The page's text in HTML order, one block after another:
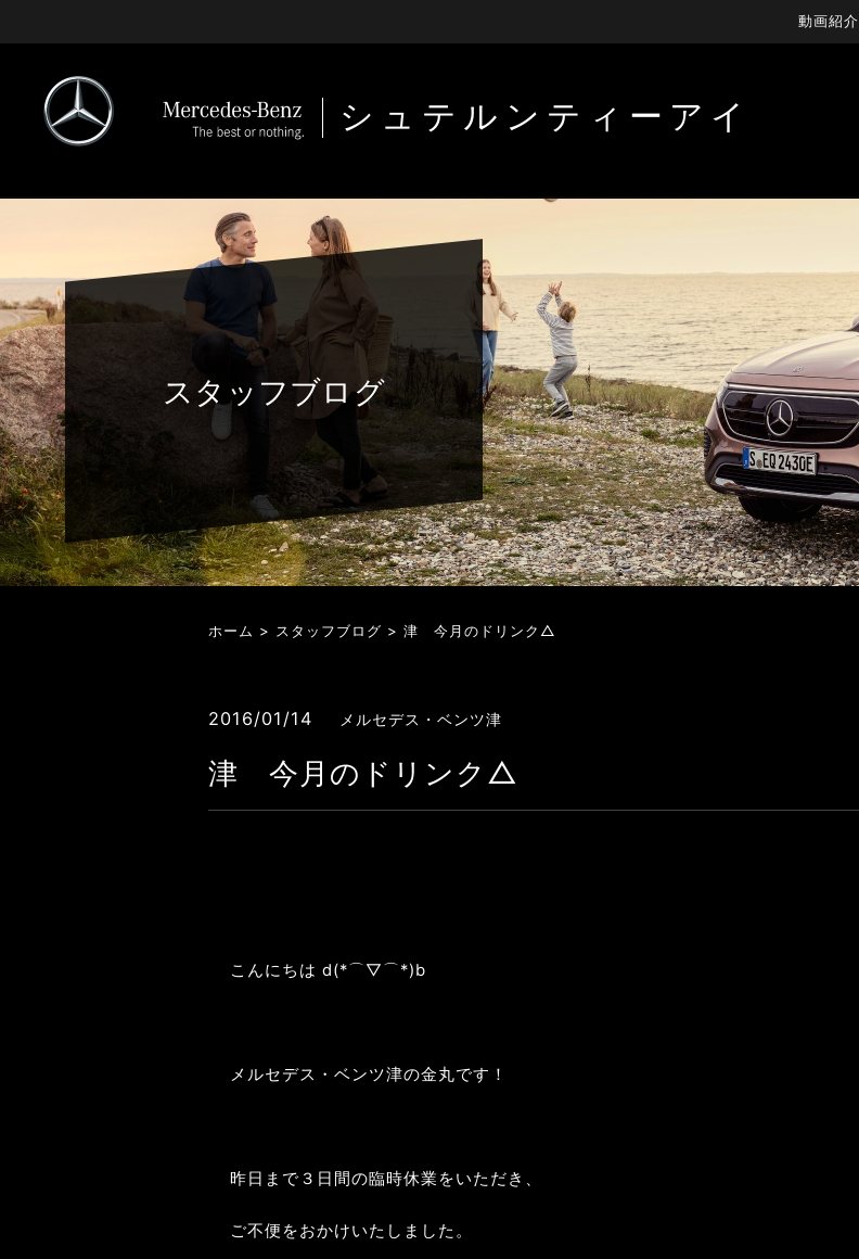
動画紹介
シュテルンティーアイ
スタッフブログ
ホーム > スタッフブログ > 津 今月のドリンク△
2016/01/14 メルセデス・ベンツ津
津 今月のドリンク△
こんにちは d(*⌒▽⌒*)b
メルセデス・ベンツ津の金丸です！
昨日まで３日間の臨時休業をいただき、
ご不便をおかけいたしました。